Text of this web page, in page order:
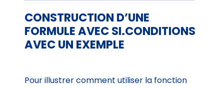
CONSTRUCTION D’UNE
FORMULE AVEC SI.CONDITIONS
AVEC UN EXEMPLE
Pour illustrer comment utiliser la fonction